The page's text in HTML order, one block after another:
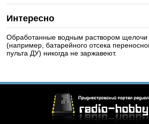
Интересно
Обработанные водным раствором щелочи
(например, батарейного отсека
пульта ДУ) никогда не заржавеют.